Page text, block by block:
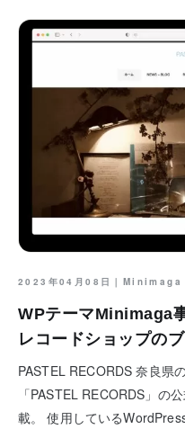
2023年04月08日｜ Minimaga
WPテーマMinimaga
レコードショップの
PASTEL RECORDS 奈良県
「PASTEL RECORDS」の
載。 使用している